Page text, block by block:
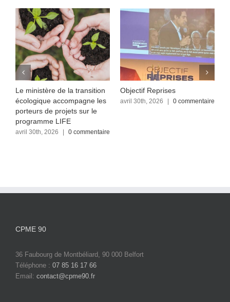
Le ministère de la transition
écologique accompagne les
porteurs de projets sur le
programme LIFE
avril 30th, 2026 0 commentaire
Objectif Reprises
avril 30th, 2026 0 commentaire
CPME 90
36 Faubourg de Montbéliard, 90 000 Belfort
Téléphone : 07 85 16 17 66
Email: contact@cpme90.fr